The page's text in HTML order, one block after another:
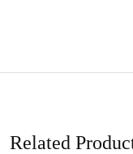
Related